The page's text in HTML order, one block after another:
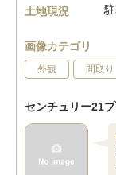
土地現況
画像カテゴリ
外観 間取り
センチュリー21